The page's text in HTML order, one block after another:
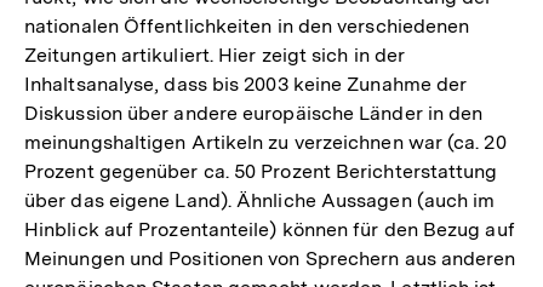
nationalen Öffentlichkeiten in den verschiedenen
Zeitungen artikuliert. Hier zeigt sich in der
Inhaltsanalyse, dass bis 2003 keine Zunahme der
Diskussion über andere europäische Länder in den
meinungshaltigen Artikeln zu verzeichnen war (ca. 20
Prozent gegenüber ca. 50 Prozent Berichterstattung
über das eigene Land). Ähnliche Aussagen (auch im
Hinblick auf Prozentanteile) können für den Bezug auf
Meinungen und Positionen von Sprechern aus anderen